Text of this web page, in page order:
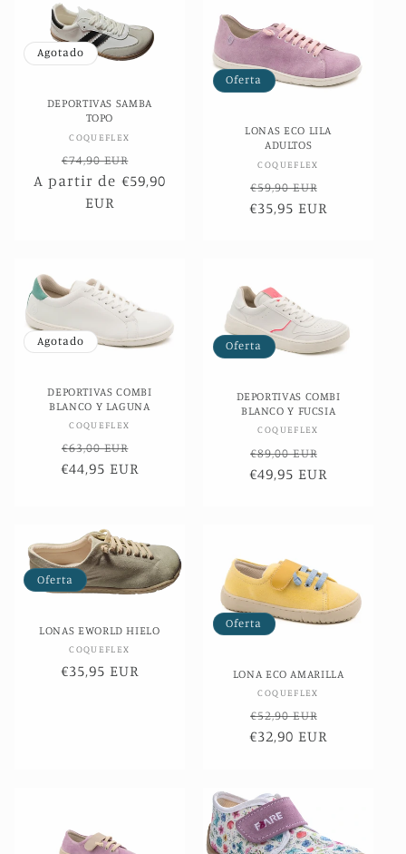
c
Agotado
DEPORTIVAS SAMBA
TOPO
Proveedor:
COQUEFLEX
Precio
habitual
€74,90 EUR
de
A partir de €59,90
EUR
Oferta
LONAS ECO LILA
ADULTOS
Proveedor:
COQUEFLEX
Precio
habitual
€59,90 EUR
€35,95 EUR
Agotado
DEPORTIVAS COMBI
BLANCO Y LAGUNA
Proveedor:
COQUEFLEX
Precio
habitual
€63,00 EUR
de
€44,95 EUR
Oferta
DEPORTIVAS COMBI
BLANCO Y FUCSIA
Proveedor:
COQUEFLEX
Precio
habitual
€89,00 EUR
€49,95 EUR
Oferta
LONAS EWORLD HIELO
Proveedor:
COQUEFLEX
Precio
€35,95 EUR
Oferta
LONA ECO AMARILLA
Proveedor:
COQUEFLEX
Precio
habitual
€52,90 EUR
de
€32,90 EUR